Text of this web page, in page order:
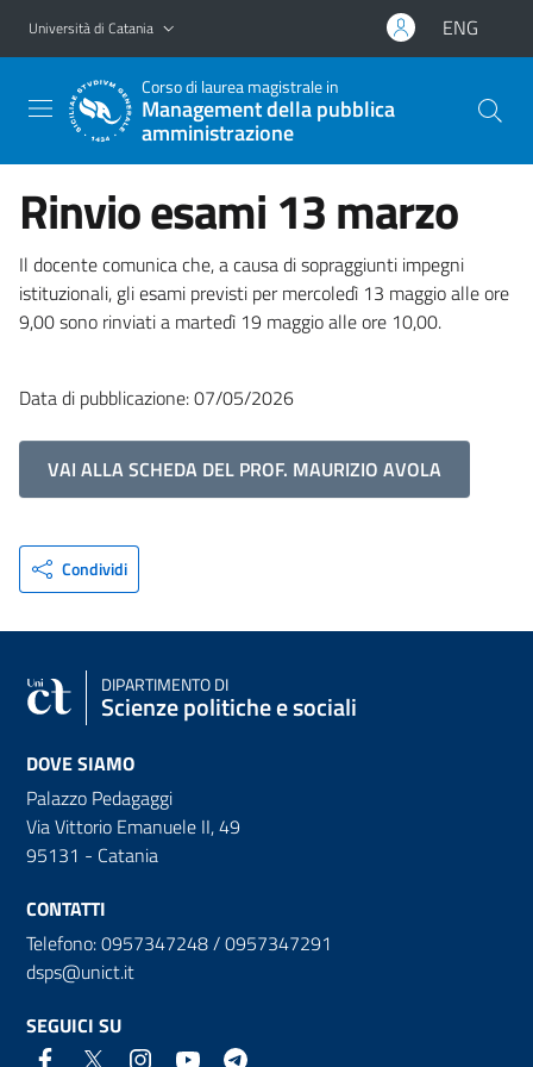
Vai al contenuto principale
Vai al menu di navigazione
Università di Catania ENG
Corso di laurea magistrale in
Management della pubblica
amministrazione
Rinvio esami 13 marzo
Il docente comunica che, a causa di sopraggiunti impegni
istituzionali, gli esami previsti per mercoledì 13 maggio alle ore
9,00 sono rinviati a martedì 19 maggio alle ore 10,00.
Data di pubblicazione: 07/05/2026
VAI ALLA SCHEDA DEL PROF. MAURIZIO AVOLA
Condividi
DIPARTIMENTO DI
Scienze politiche e sociali
DOVE SIAMO
Palazzo Pedagaggi
Via Vittorio Emanuele II, 49
95131 - Catania
CONTATTI
Telefono: 0957347248 / 0957347291
dsps@unict.it
SEGUICI SU